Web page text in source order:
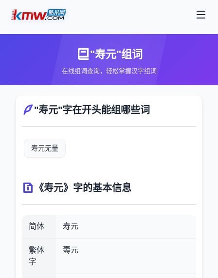
"寿元"组词
在线组词查询，轻松掌握汉字组词
"寿元"字在开头能组哪些词
寿元无量
《寿元》字的基本信息
简体 寿元
繁体
字
壽元